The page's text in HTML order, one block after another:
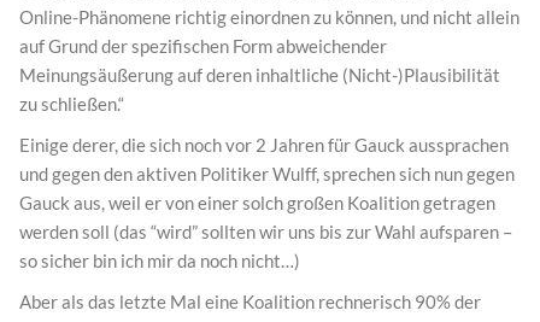
Online-Phänomene richtig einordnen zu können, und nicht allein
auf Grund der spezifischen Form abweichender
Meinungsäußerung auf deren inhaltliche (Nicht-)Plausibilität
zu schließen.“
Einige derer, die sich noch vor 2 Jahren für Gauck aussprachen
und gegen den aktiven Politiker Wulff, sprechen sich nun gegen
Gauck aus, weil er von einer solch großen Koalition getragen
werden soll (das “wird” sollten wir uns bis zur Wahl aufsparen –
so sicher bin ich mir da noch nicht…)
Aber als das letzte Mal eine Koalition rechnerisch 90% der